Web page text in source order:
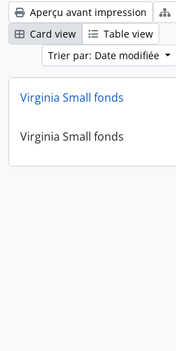
Aperçu avant impression
Card view
Table view
Trier par: Date modifiée
Virginia Small fonds
Virginia Small fonds